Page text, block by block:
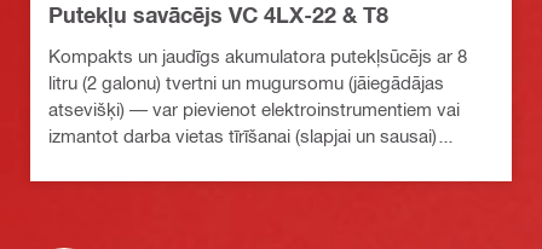
Putekļu savācējs VC 4LX-22 & T8
Kompakts un jaudīgs akumulatora putekļsūcējs ar 8
litru (2 galonu) tvertni un mugursomu (jāiegādājas
atsevišķi) — var pievienot elektroinstrumentiem vai
izmantot darba vietas tīrīšanai (slapjai un sausai)